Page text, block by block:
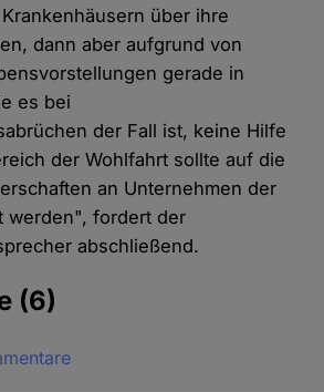
über ihre
dann aber aufgrund von
gerade in
es bei
der Fall ist, keine Hilfe
der Wohlfahrt sollte auf die
an Unternehmen der
werden", fordert der
abschließend.
(6)